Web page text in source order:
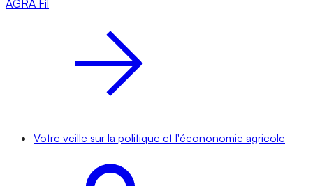
AGRA Fil
Votre veille sur la politique et l'écononomie agricole